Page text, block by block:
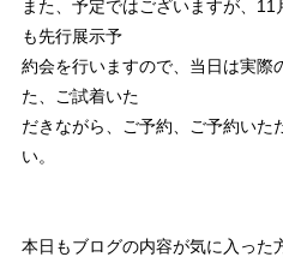
また、予定ではございますが、
も先行展示予
約会を行いますので、当日は実際
た、ご試着いた
だきながら、ご予約、ご予約いた
い。
本日もブログの内容が気に入った